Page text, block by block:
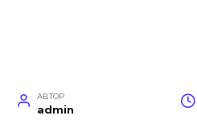
АВТОР
admin